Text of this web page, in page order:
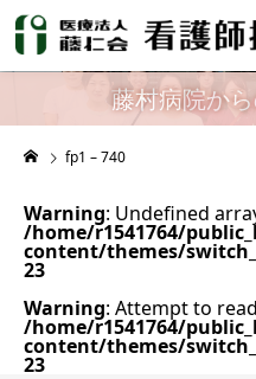
藤村病院か
fp1 – 740
Warning: Undefined
/home/r1541764/
content/themes/
23
Warning: Attempt to
/home/r1541764/
content/themes/
23